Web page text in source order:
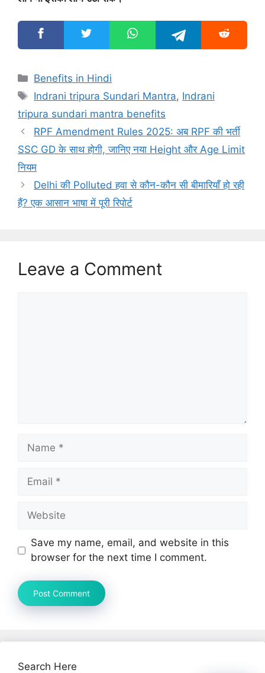
Categories
Benefits in Hindi
Tags
Indrani tripura Sundari Mantra, Indrani
tripura sundari mantra benefits
RPF Amendment Rules 2025: अब RPF की भर्ती
SSC GD के साथ होगी, जानिए नया Height और Age Limit
नियम
Delhi की Polluted हवा से कौन-कौन सी बीमारियाँ हो रही
हैं? एक आसान भाषा में पूरी रिपोर्ट
Leave a Comment
Name
Email
Website
Save my name, email, and website in this
browser for the next time I comment.
Search Here